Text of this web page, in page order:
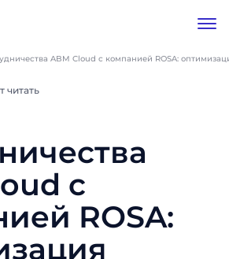
ABM Cloud с компанией ROSA:
читать
с
ROSA: